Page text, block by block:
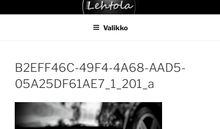
sisältöönTAKSI LEHTOLA
Valikko
B2EFF46C-49F4-4A68-AAD5-
05A25DF61AE7_1_201_a